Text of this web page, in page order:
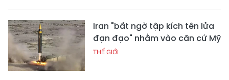
Iran "bất ngờ tập kích tên lửa
đạn đạo" nhằm vào căn cứ Mỹ
THẾ GIỚI